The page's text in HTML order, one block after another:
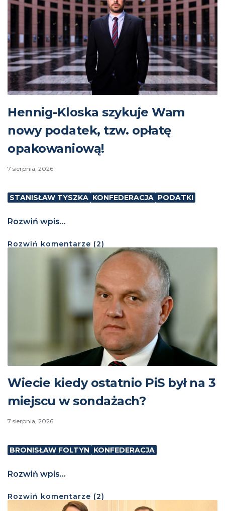
Hennig-Kloska szykuje Wam
nowy podatek, tzw. opłatę
opakowaniową!
7 sierpnia, 2026
STANISŁAW TYSZKA KONFEDERACJA PODATKI
Rozwiń wpis...
Rozwiń komentarze (2)
Wiecie kiedy ostatnio PiS był na 3
miejscu w sondażach?
7 sierpnia, 2026
BRONISŁAW FOLTYN KONFEDERACJA
Rozwiń wpis...
Rozwiń komentarze (2)